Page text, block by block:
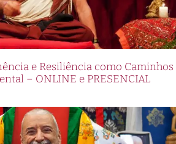
e Resiliência como Caminhos
– ONLINE e PRESENCIAL